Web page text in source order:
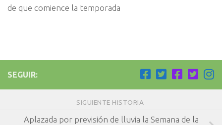
de que comience la temporada
SEGUIR:
SIGUIENTE HISTORIA
Aplazada por previsión de lluvia la Semana de la